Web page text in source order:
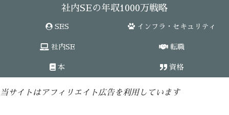
社内SEの年収1000万戦略
SES インフラ・セキュリティ
社内SE 転職
本 資格
当サイトはアフィリエイト広告を利用しています